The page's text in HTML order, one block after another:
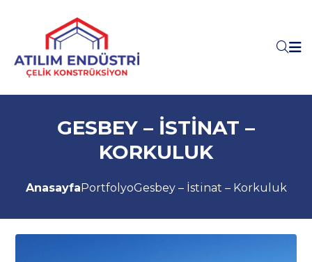
GESBEY – İSTINAT –
KORKULUK
AnasayfaPortfolyoGesbey – İstinat – Korkuluk